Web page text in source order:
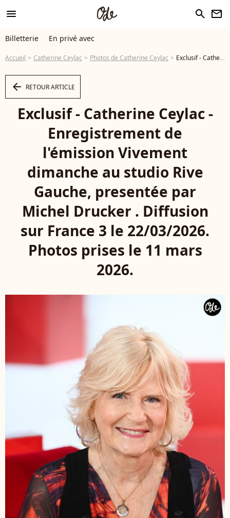
menu search newsletter
Billetterie En privé avec
Accueil Catherine Ceylac Photos de Catherine Ceylac Exclusif - Catherine Ceylac - Enregistrement de l'émission Vivement dimanche au studio Rive Gauche, presentée par Michel Drucker . Diffusion sur France 3 le 22/03/2026. Photos prises le 11 mars 2026. © Guillaume Gaffiot / Bestimage - Photo
arrow_left RETOUR ARTICLE
Exclusif - Catherine Ceylac -
Enregistrement de
l'émission Vivement
dimanche au studio Rive
Gauche, presentée par
Michel Drucker . Diffusion
sur France 3 le 22/03/2026.
Photos prises le 11 mars
2026.